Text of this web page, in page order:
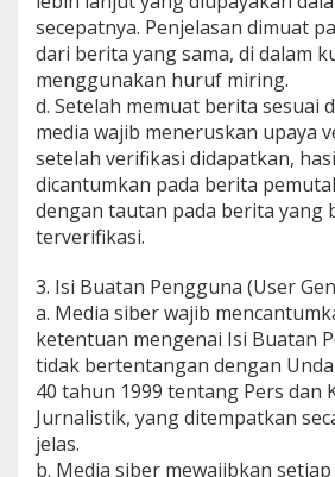
secepatnya. Penjelasan dimuat
dari berita yang sama, di dalam
menggunakan huruf miring.
d. Setelah memuat berita sesuai
media wajib meneruskan upaya
setelah verifikasi didapatkan,
dicantumkan pada berita
dengan tautan pada berita yang
terverifikasi.
3. Isi Buatan Pengguna (User
a. Media siber wajib
ketentuan mengenai Isi Buatan
tidak bertentangan dengan
40 tahun 1999 tentang Pers dan
Jurnalistik, yang ditempatkan
jelas.
b. Media siber mewajibkan